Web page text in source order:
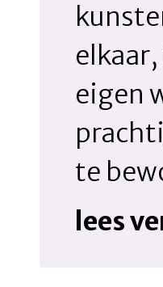
eigen
te
lees